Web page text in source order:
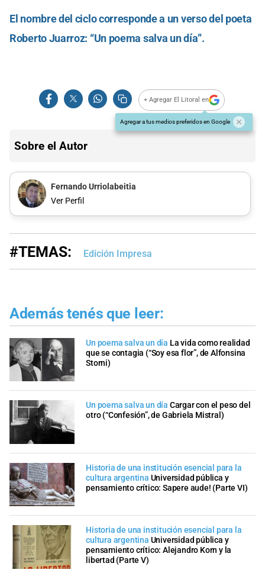
El nombre del ciclo corresponde a un verso del poeta
Roberto Juarroz: “Un poema salva un día”.
+ Agregar El Litoral en
Agregar a tus medios preferidos en Google
Sobre el Autor
Fernando Urriolabeitia
Ver Perfil
#TEMAS: Edición Impresa
Además tenés que leer:
Un poema salva un día La vida como realidad
que se contagia (“Soy esa flor”, de Alfonsina
Storni)
Un poema salva un día Cargar con el peso del
otro (“Confesión”, de Gabriela Mistral)
Historia de una institución esencial para la
cultura argentina Universidad pública y
pensamiento crítico: Sapere aude! (Parte VI)
Historia de una institución esencial para la
cultura argentina Universidad pública y
pensamiento crítico: Alejandro Korn y la
libertad (Parte V)